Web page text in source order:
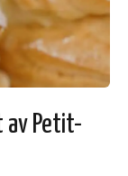
av Petit-